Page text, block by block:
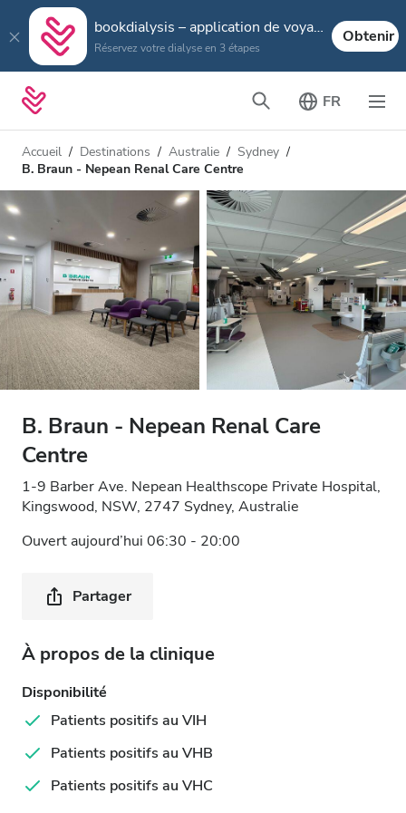
bookdialysis – application de voyage
Réservez votre dialyse en 3 étapes
Obtenir
FR
Accueil Destinations Australie
Sydney
B. Braun - Nepean Renal Care Centre
B. Braun - Nepean Renal Care
Centre
1-9 Barber Ave. Nepean Healthscope Private Hospital,
Kingswood, NSW, 2747 Sydney, Australie
Ouvert aujourd’hui 06:30 - 20:00
Partager
À propos de la clinique
Disponibilité
Patients positifs au VIH
Patients positifs au VHB
Patients positifs au VHC